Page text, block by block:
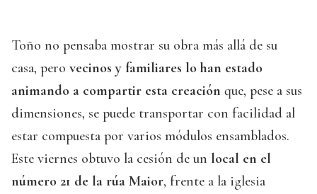
Toño no pensaba mostrar su obra más allá de su
casa, pero vecinos y familiares lo han estado
animando a compartir esta creación que, pese a sus
dimensiones, se puede transportar con facilidad al
estar compuesta por varios módulos ensamblados.
Este viernes obtuvo la cesión de un local en el
número 21 de la rúa Maior, frente a la iglesia